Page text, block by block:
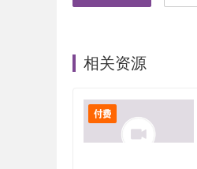
相关资源